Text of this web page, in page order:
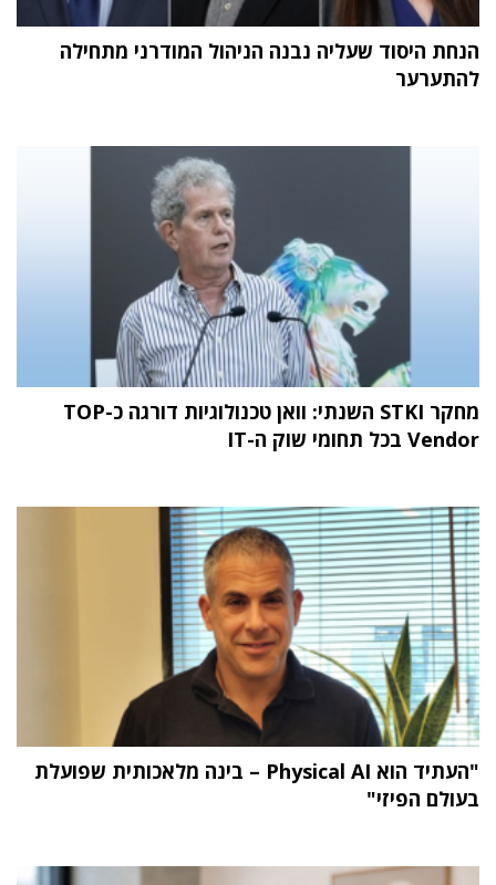
הנחת היסוד שעליה נבנה הניהול המודרני מתחילה
להתערער
מחקר STKI השנתי: וואן טכנולוגיות דורגה כ-TOP
Vendor בכל תחומי שוק ה-IT
"העתיד הוא Physical AI – בינה מלאכותית שפועלת
בעולם הפיזי"